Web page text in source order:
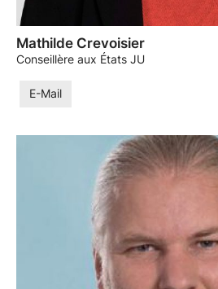
Mathilde Crevoisier
Conseillère aux États JU
E-Mail